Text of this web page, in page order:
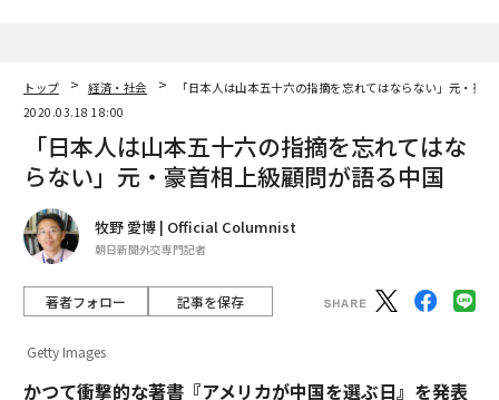
トップ 経済・社会
「日本人は山本五十六の指摘を忘れてはならない」元・豪
2020.03.18 18:00
「日本人は山本五十六の指摘を忘れてはな
らない」元・豪首相上級顧問が語る中国
牧野 愛博 | Official Columnist
朝日新聞外交専門記者
著者フォロー 記事を保存
Getty Images
かつて衝撃的な著書『アメリカが中国を選ぶ日』を発表